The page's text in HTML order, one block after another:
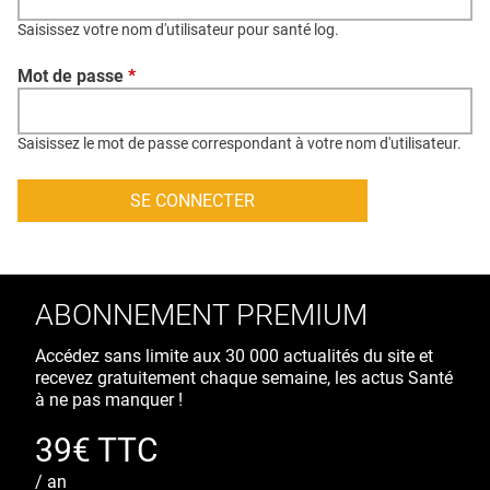
CONTACT
CRÉDITS
Saisissez votre nom d'utilisateur pour santé log.
Mot de passe *
Saisissez le mot de passe correspondant à votre nom d'utilisateur.
ABONNEMENT PREMIUM
Accédez sans limite aux 30 000 actualités du site et
recevez gratuitement chaque semaine, les actus Santé
à ne pas manquer !
39€ TTC
/ an